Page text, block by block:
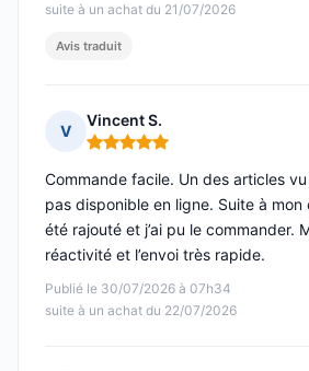
suite à un achat du 21/07/2026
Avis traduit
V
Vincent S.
Note : 5 sur 5
Publié le 30/07/2026 à 07h34
suite à un achat du 22/07/2026
Commande facile. Un des articles vu
pas disponible en ligne. Suite à mon
été rajouté et j’ai pu le commander.
réactivité et l’envoi très rapide.